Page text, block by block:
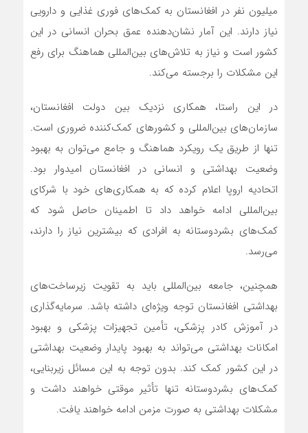
میلیون نفر در افغانستان به کمک‌های فوری غذایی و دارویی
نیاز دارند. این آمار نشان‌دهنده عمق بحران انسانی در این
کشور است و نیاز به تلاش‌های بین‌المللی هماهنگ برای رفع
این مشکلات را برجسته می‌کند.
در این راستا، همکاری نزدیک بین دولت افغانستان،
سازمان‌های بین‌المللی و کشورهای کمک‌کننده ضروری است.
تنها از طریق یک رویکرد هماهنگ و جامع می‌توان به بهبود
وضعیت بهداشتی و انسانی در افغانستان امیدوار بود.
اتحادیه اروپا اعلام کرده که به همکاری‌های خود با شرکای
بین‌المللی ادامه خواهد داد تا اطمینان حاصل شود که
کمک‌های بشردوستانه به افرادی که بیشترین نیاز را دارند،
می‌رسد.
همچنین، جامعه بین‌المللی باید به تقویت زیرساخت‌های
بهداشتی افغانستان توجه ویژه‌ای داشته باشد. سرمایه‌گذاری
در آموزش کادر پزشکی، تأمین تجهیزات پزشکی و بهبود
امکانات بهداشتی می‌تواند به بهبود پایدار وضعیت بهداشتی
در این کشور کمک کند. بدون توجه به این مسائل زیربنایی،
کمک‌های بشردوستانه تنها تأثیر موقتی خواهند داشت و
مشکلات بهداشتی به صورت مزمن ادامه خواهند یافت.